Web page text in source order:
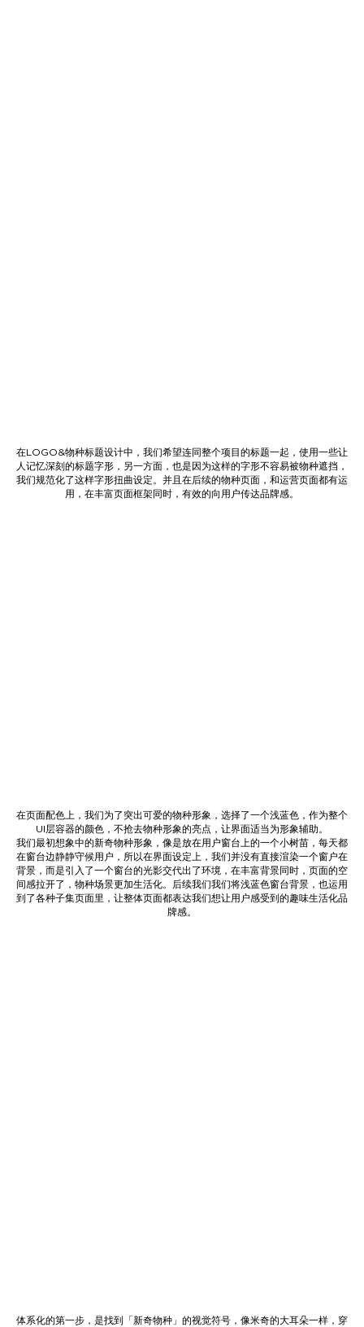
在LOGO&物种标题设计中，我们希望连同整个项目的标题一起，使用一些让
人记忆深刻的标题字形，另一方面，也是因为这样的字形不容易被物种遮挡，
我们规范化了这样字形扭曲设定。并且在后续的物种页面，和运营页面都有运
用，在丰富页面框架同时，有效的向用户传达品牌感。
在页面配色上，我们为了突出可爱的物种形象，选择了一个浅蓝色，作为整个
UI层容器的颜色，不抢去物种形象的亮点，让界面适当为形象辅助。
我们最初想象中的新奇物种形象，像是放在用户窗台上的一个小树苗，每天都
在窗台边静静守候用户，所以在界面设定上，我们并没有直接渲染一个窗户在
背景，而是引入了一个窗台的光影交代出了环境，在丰富背景同时，页面的空
间感拉开了，物种场景更加生活化。后续我们我们将浅蓝色窗台背景，也运用
到了各种子集页面里，让整体页面都表达我们想让用户感受到的趣味生活化品
牌感。
体系化的第一步，是找到「新奇物种」的视觉符号，像米奇的大耳朵一样，穿